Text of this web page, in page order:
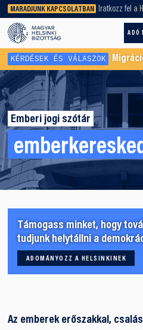
MARADJUNK KAPCSOLATBAN Iratkozz fel a
ADÓ
keresőnket!
KÉRDÉSEK ÉS VÁLASZOK
Emberi jogi szótár
Támogass minket, hogy
tudjunk helytállni a
ADOMÁNYOZZ A HELSINKINEK
Az emberek erőszakkal,